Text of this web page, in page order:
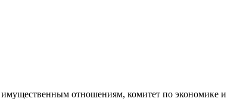
имущественным отношениям, комитет по экономике и